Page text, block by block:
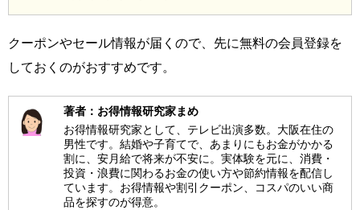
クーポンやセール情報が届くので、先に無料の会員登録を
しておくのがおすすめです。
著者：お得情報研究家まめ
お得情報研究家として、テレビ出演多数。大阪在住の
男性です。結婚や子育てで、あまりにもお金がかかる
割に、安月給で将来が不安に。実体験を元に、消費・
投資・浪費に関わるお金の使い方や節約情報を配信し
ています。お得情報や割引クーポン、コスパのいい商
品を探すのが得意。